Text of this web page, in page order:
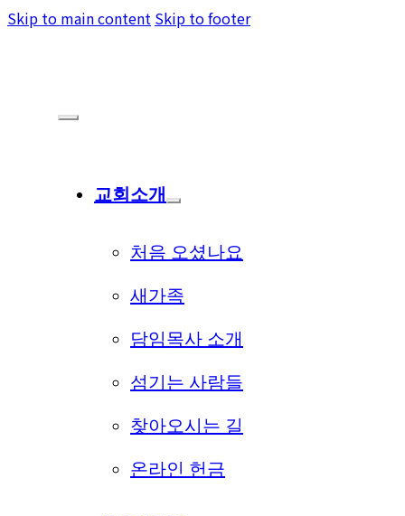
Skip to main content Skip to footer
교회소개
처음 오셨나요
새가족
담임목사 소개
섬기는 사람들
찾아오시는 길
온라인 헌금